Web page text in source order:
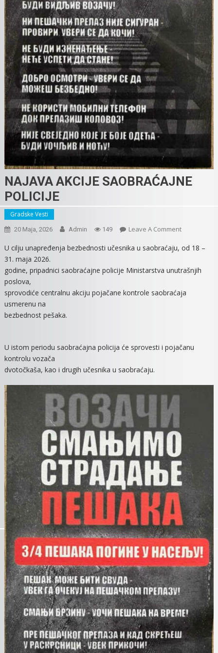
NAJAVA AKCIJE SAOBRAĆAJNE
POLICIJE
Gradske Vesti
20 Maja, 2026 Admin 149 Leave A CommentOn
AKCIJE
POLICIJE
U cilju unapređenja bezbednosti učesnika u saobraćaju, od 18 –
31. maja 2026.
godine, pripadnici saobraćajne policije Ministarstva unutrašnjih
poslova,
sprovodiće centralnu akciju pojačane kontrole saobraćaja
usmerenu na
bezbednost pešaka.
U istom periodu saobraćajna policija će sprovesti i pojačanu
kontrolu vozača
dvotočkaša, kao i drugih učesnika u saobraćaju.